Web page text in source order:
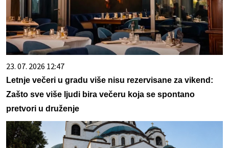
23. 07. 2026 12:47
Letnje večeri u gradu više nisu rezervisane za vikend:
Zašto sve više ljudi bira večeru koja se spontano
pretvori u druženje